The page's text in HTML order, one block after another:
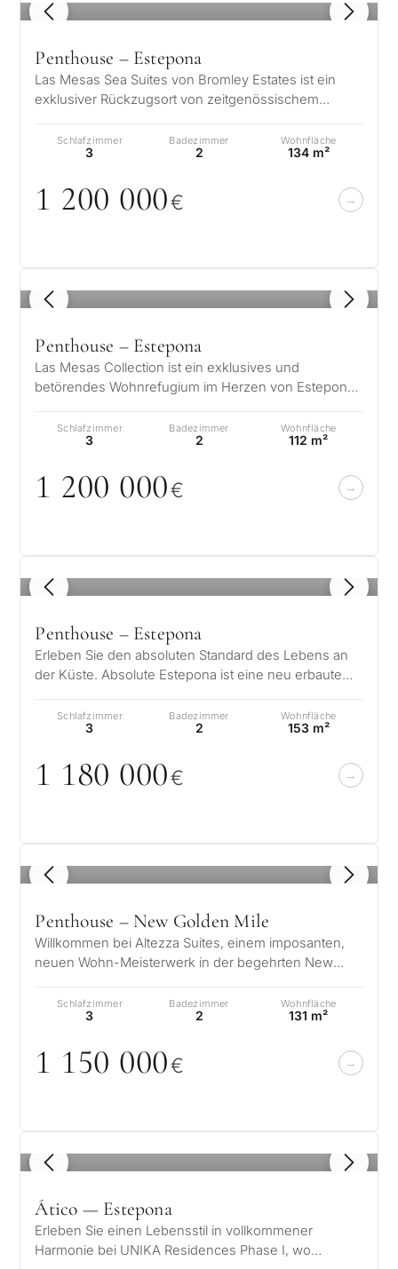
1 / 8
Penthouse – Estepona
Las Mesas Sea Suites von Bromley Estates ist ein
exklusiver Rückzugsort von zeitgenössischem
Schlafzimmer
3
Badezimmer
2
Wohnfläche
134 m²
1 200 000€
1 / 8
Penthouse – Estepona
Las Mesas Collection ist ein exklusives und
betörendes Wohnrefugium im Herzen von Estepona
Schlafzimmer
3
Badezimmer
2
Wohnfläche
112 m²
1 200 000€
1 / 8
Penthouse – Estepona
Erleben Sie den absoluten Standard des Lebens an
der Küste. Absolute Estepona ist eine neu erbaute
Schlafzimmer
3
Badezimmer
2
Wohnfläche
153 m²
1 180 000€
1 / 8
Penthouse – New Golden Mile
Willkommen bei Altezza Suites, einem imposanten,
neuen Wohn-Meisterwerk in der begehrten New
Schlafzimmer
3
Badezimmer
2
Wohnfläche
131 m²
1 150 000€
1 / 8
Ático — Estepona
Erleben Sie einen Lebensstil in vollkommener
Harmonie bei UNIKA Residences Phase I, wo